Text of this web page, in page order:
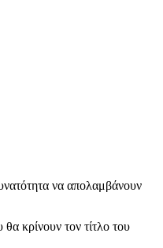
να απολαμβάνουν
κρίνουν τον τίτλο του